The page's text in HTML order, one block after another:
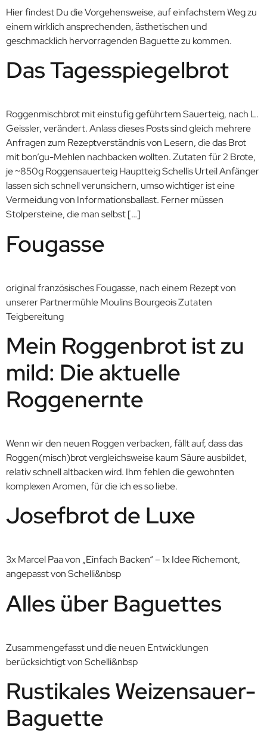
Hier findest Du die Vorgehensweise, auf einfachstem Weg zu
einem wirklich ansprechenden, ästhetischen und
geschmacklich hervorragenden Baguette zu kommen.
Das Tagesspiegelbrot
Roggenmischbrot mit einstufig geführtem Sauerteig, nach L.
Geissler, verändert. Anlass dieses Posts sind gleich mehrere
Anfragen zum Rezeptverständnis von Lesern, die das Brot
mit bon’gu-Mehlen nachbacken wollten. Zutaten für 2 Brote,
je ~850g Roggensauerteig Hauptteig Schellis Urteil Anfänger
lassen sich schnell verunsichern, umso wichtiger ist eine
Vermeidung von Informationsballast. Ferner müssen
Stolpersteine, die man selbst […]
Fougasse
original französisches Fougasse, nach einem Rezept von
unserer Partnermühle Moulins Bourgeois Zutaten
Teigbereitung
Mein Roggenbrot ist zu
mild: Die aktuelle
Roggenernte
Wenn wir den neuen Roggen verbacken, fällt auf, dass das
Roggen(misch)brot vergleichsweise kaum Säure ausbildet,
relativ schnell altbacken wird. Ihm fehlen die gewohnten
komplexen Aromen, für die ich es so liebe.
Josefbrot de Luxe
3x Marcel Paa von „Einfach Backen“ – 1x Idee Richemont,
angepasst von Schelli&nbsp
Alles über Baguettes
Zusammengefasst und die neuen Entwicklungen
berücksichtigt von Schelli&nbsp
Rustikales Weizensauer-
Baguette